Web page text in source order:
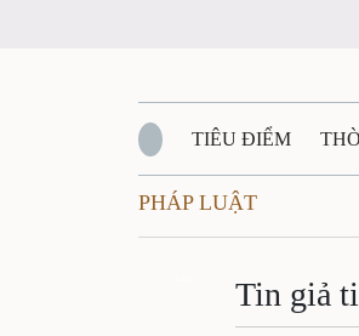
TIÊU ĐIỂM
QUỐC PHÒNG - AN
QUÊ HƯƠNG - ĐẤT
PHÁP LUẬT
Tin giả